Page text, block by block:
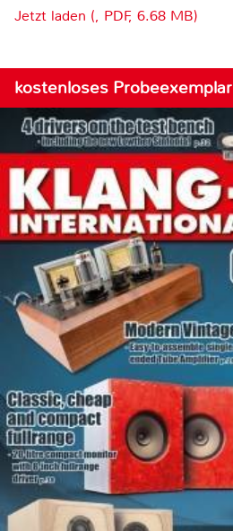
Jetzt laden (, PDF, 6.68 MB)
kostenloses Probeexemplar